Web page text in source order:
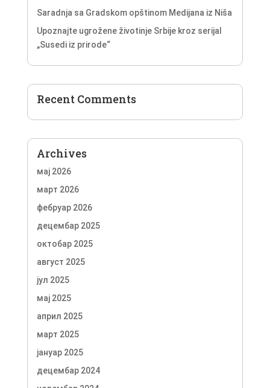
Saradnja sa Gradskom opštinom Medijana iz Niša
Upoznajte ugrožene životinje Srbije kroz serijal
„Susedi iz prirode“
Recent Comments
Archives
мај 2026
март 2026
фебруар 2026
децембар 2025
октобар 2025
август 2025
јул 2025
мај 2025
април 2025
март 2025
јануар 2025
децембар 2024